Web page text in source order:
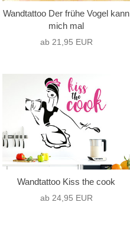
Wandtattoo Der frühe Vogel kann
mich mal
ab 21,95 EUR
Wandtattoo Kiss the cook
ab 24,95 EUR